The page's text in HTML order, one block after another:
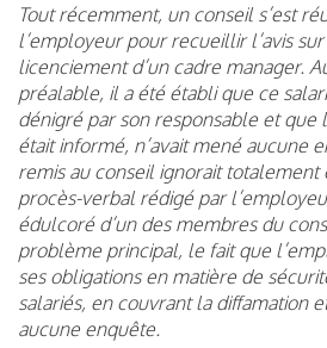
Tout récemment, un conseil s’est
l’employeur pour recueillir l’avis
licenciement d’un cadre manager.
préalable, il a été établi que ce
dénigré par son responsable et que
était informé, n’avait mené aucune
remis au conseil ignorait totalement
procès-verbal rédigé par
édulcoré d’un des membres du
problème principal, le fait que
ses obligations en matière de
salariés, en couvrant la diffamation
aucune enquête.